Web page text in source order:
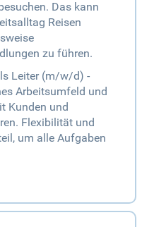
Das kann
Reisen
zu führen.
Leiter (m/w/d) -
Arbeitsumfeld und
Kunden und
Flexibilität und
um alle Aufgaben